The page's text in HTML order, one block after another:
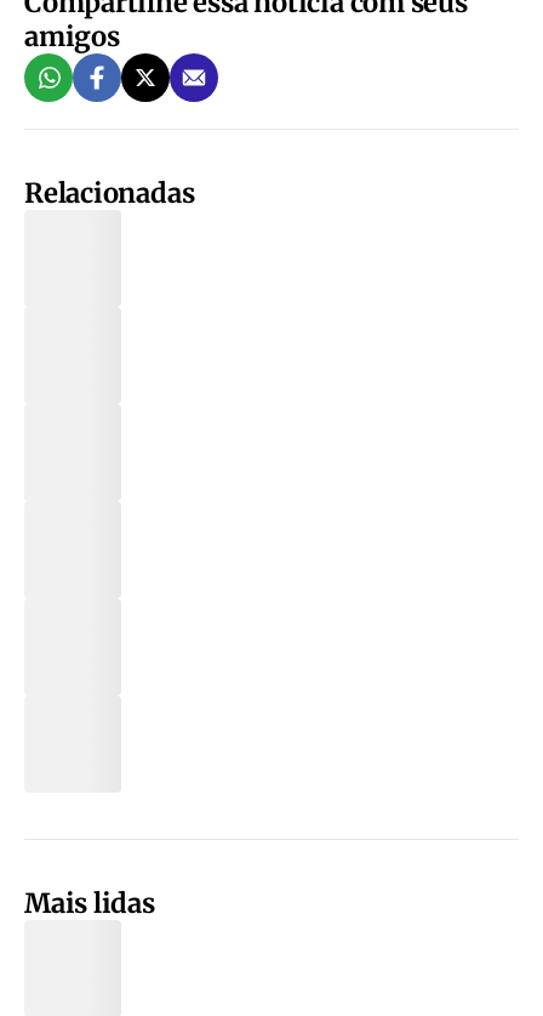
amigos
Relacionadas
Mais lidas